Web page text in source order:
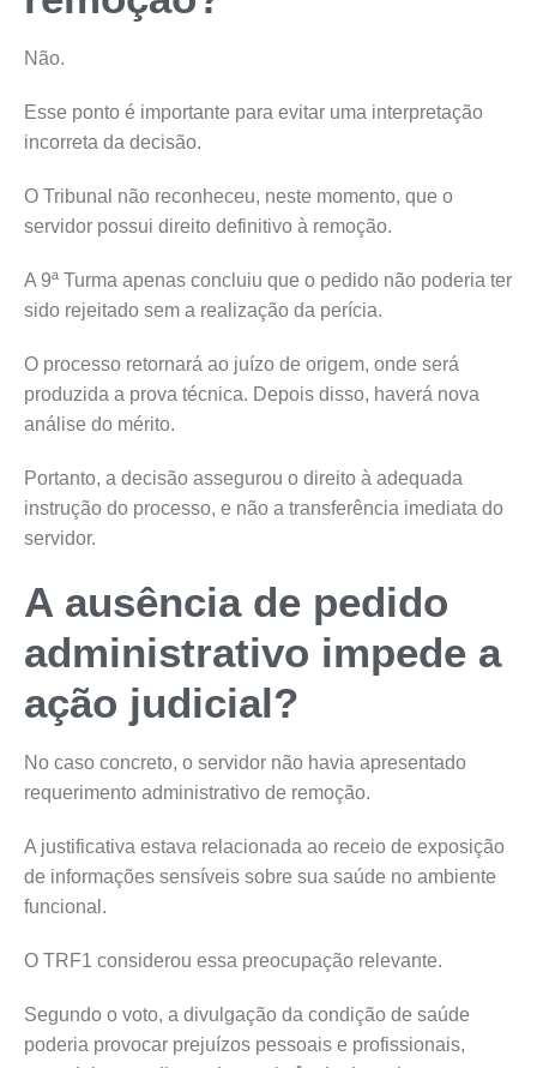
Não.
Esse ponto é importante para evitar uma interpretação
incorreta da decisão.
O Tribunal não reconheceu, neste momento, que o
servidor possui direito definitivo à remoção.
A 9ª Turma apenas concluiu que o pedido não poderia ter
sido rejeitado sem a realização da perícia.
O processo retornará ao juízo de origem, onde será
produzida a prova técnica. Depois disso, haverá nova
análise do mérito.
Portanto, a decisão assegurou o direito à adequada
instrução do processo, e não a transferência imediata do
servidor.
A ausência de pedido
administrativo impede a
ação judicial?
No caso concreto, o servidor não havia apresentado
requerimento administrativo de remoção.
A justificativa estava relacionada ao receio de exposição
de informações sensíveis sobre sua saúde no ambiente
funcional.
O TRF1 considerou essa preocupação relevante.
Segundo o voto, a divulgação da condição de saúde
poderia provocar prejuízos pessoais e profissionais,